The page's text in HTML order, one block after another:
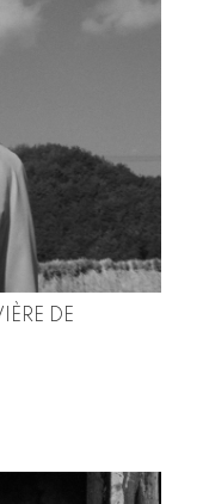
DE